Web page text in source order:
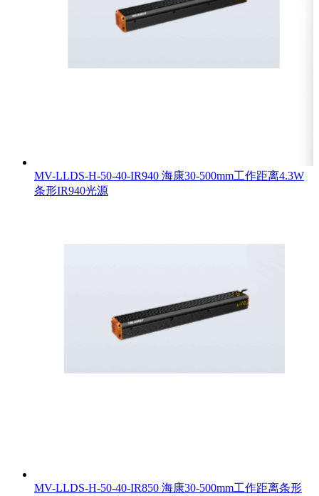
MV-LLDS-H-50-40-IR940 海康30-500mm工作距离4.3W
条形IR940光源
MV-LLDS-H-50-40-IR850 海康30-500mm工作距离条形